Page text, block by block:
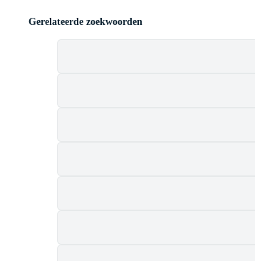
Gerelateerde zoekwoorden